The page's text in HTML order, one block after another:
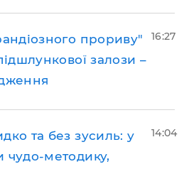
прориву"
залози –
16:27
та без зусиль: у
чудо-методику,
14:04